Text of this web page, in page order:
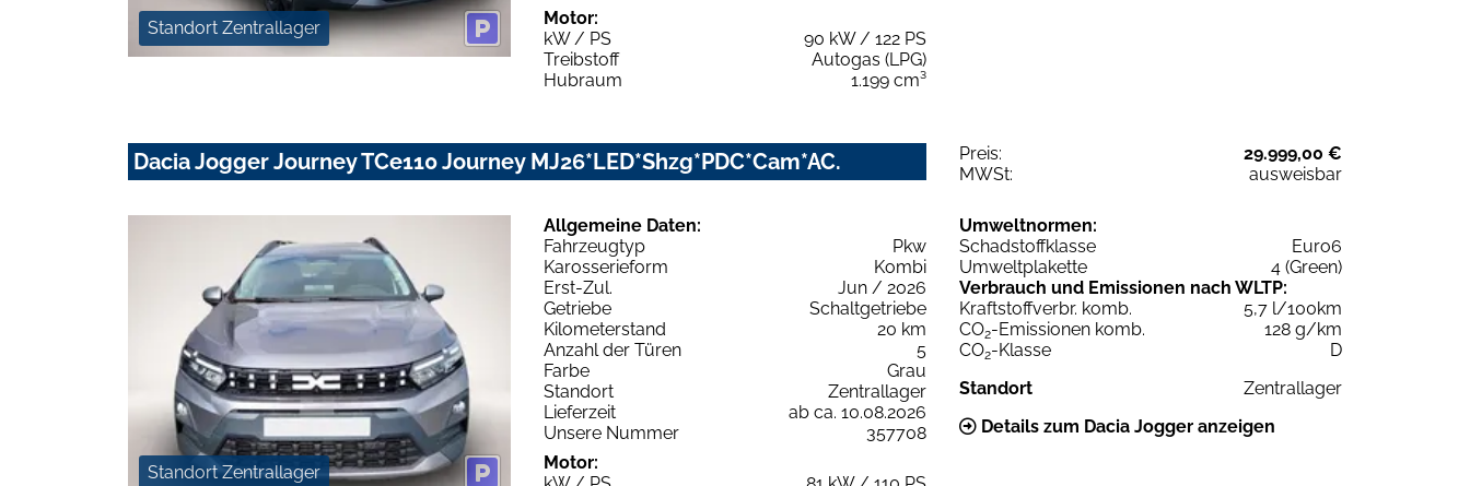
Standort Zentrallager
Motor:
kW / PS
90 kW / 122 PS
Treibstoff
Autogas (LPG)
Hubraum
1.199 cm³
Dacia Jogger Journey TCe110 Journey MJ26*LED*Shzg*PDC*Cam*AC. Preis:
29.999,00 €
MWSt:
ausweisbar
Standort Zentrallager
Allgemeine Daten:
Fahrzeugtyp
Pkw
Karosserieform
Kombi
Erst-Zul.
Jun / 2026
Getriebe
Schaltgetriebe
Kilometerstand
20 km
Anzahl der Türen
5
Farbe
Grau
Standort
Zentrallager
Lieferzeit
ab ca. 10.08.2026
Unsere Nummer
357708
Motor:
Umweltnormen:
Schadstoffklasse
Euro6
Umweltplakette
4 (Green)
Verbrauch und Emissionen nach WLTP:
Kraftstoffverbr. komb.
5,7 l/100km
CO2-Emissionen komb.
128 g/km
CO2-Klasse
D
Standort
Zentrallager
Details zum Dacia Jogger anzeigen